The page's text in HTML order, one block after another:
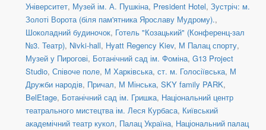
Університет, Музей ім. А. Пушкіна, President Hotel, Зустріч: м.
Золоті Ворота (біля пам'ятника Ярославу Мудрому).,
Шоколадний будиночок, Готель "Козацький" (Конференц-зал
№3. Театр), Nivki-hall, Hyatt Regency Kiev, М Палац спорту,
Музей у Пирогові, Ботанічний сад ім. Фоміна, G13 Project
Studio, Співоче поле, М Харківська, ст. м. Голосіївська, М
Дружби народів, Причал, М Мінська, SKY family PARK,
BelEtage, Ботанічний сад ім. Гришка, Національний центр
театрального мистецтва ім. Леся Курбаса, Київський
академічний театр кукол, Палац Україна, Національний палац